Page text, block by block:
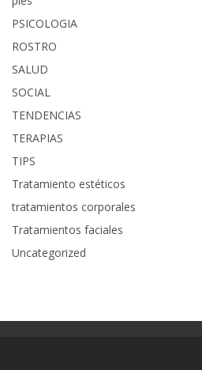
PSICOLOGIA
ROSTRO
SALUD
SOCIAL
TENDENCIAS
TERAPIAS
TIPS
Tratamiento estéticos
tratamientos corporales
Tratamientos faciales
Uncategorized